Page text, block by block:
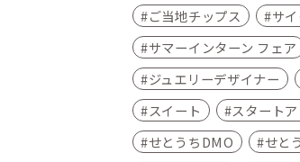
ご当地チップス
サ
サマーインターン フェア
ジュエリーデザイナー
スイート
スタート
せとうちDMO
せと